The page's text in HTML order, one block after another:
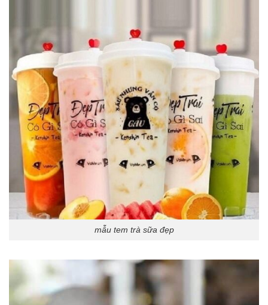
mẫu tem trà sữa đẹp